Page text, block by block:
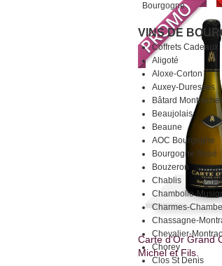
Bourgogne
VINS DE
Coffrets Cadeaux
Aligoté
Aloxe-Corton
Auxey-Duresses
Bâtard Montrachet
Beaujolais
Beaune
AOC Bourgogne
Bourgogne Rosé
Bouzeron
Chablis
Chambolle-
Charmes-
Chassagne-
Chevalier-
Chorey
Clos St Denis
Carte d'Or Grand
Michel et Fils.